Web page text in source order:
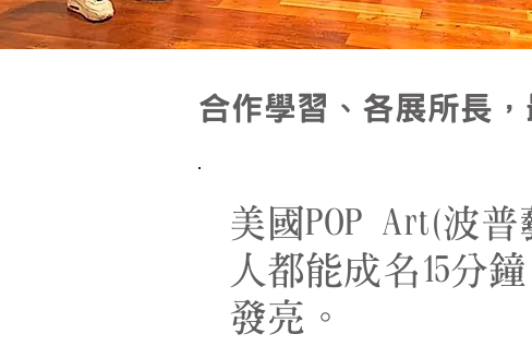
合作學習、各展所長
美國POP Art(波
人都能成名15分
發亮。